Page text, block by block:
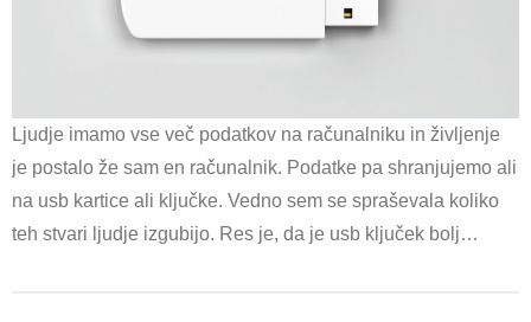
Ljudje imamo vse več podatkov na računalniku in življenje
je postalo že sam en računalnik. Podatke pa shranjujemo ali
na usb kartice ali ključke. Vedno sem se spraševala koliko
teh stvari ljudje izgubijo. Res je, da je usb ključek bolj…